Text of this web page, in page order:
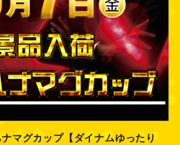
マグカップ【ダイナムゆったり